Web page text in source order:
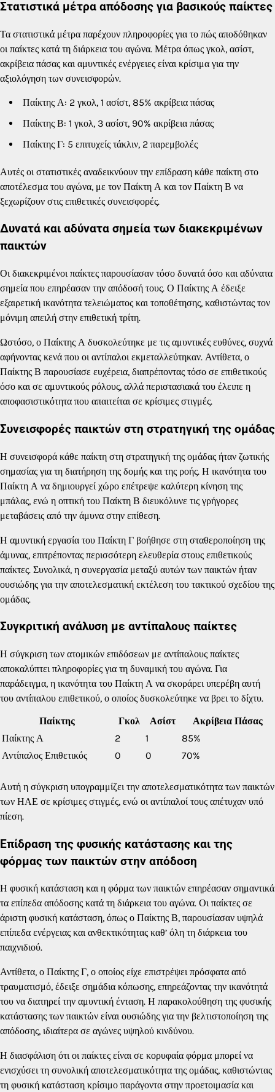
Στατιστικά μέτρα απόδοσης για βασικούς παίκτες
Τα στατιστικά μέτρα παρέχουν πληροφορίες για το πώς αποδόθηκαν
οι παίκτες κατά τη διάρκεια του αγώνα. Μέτρα όπως γκολ, ασίστ,
ακρίβεια πάσας και αμυντικές ενέργειες είναι κρίσιμα για την
αξιολόγηση των συνεισφορών.
Παίκτης Α: 2 γκολ, 1 ασίστ, 85% ακρίβεια πάσας
Παίκτης Β: 1 γκολ, 3 ασίστ, 90% ακρίβεια πάσας
Παίκτης Γ: 5 επιτυχείς τάκλιν, 2 παρεμβολές
Αυτές οι στατιστικές αναδεικνύουν την επίδραση κάθε παίκτη στο
αποτέλεσμα του αγώνα, με τον Παίκτη Α και τον Παίκτη Β να
ξεχωρίζουν στις επιθετικές συνεισφορές.
Δυνατά και αδύνατα σημεία των διακεκριμένων
παικτών
Οι διακεκριμένοι παίκτες παρουσίασαν τόσο δυνατά όσο και αδύνατα
σημεία που επηρέασαν την απόδοσή τους. Ο Παίκτης Α έδειξε
εξαιρετική ικανότητα τελειώματος και τοποθέτησης, καθιστώντας τον
μόνιμη απειλή στην επιθετική τρίτη.
Ωστόσο, ο Παίκτης Α δυσκολεύτηκε με τις αμυντικές ευθύνες, συχνά
αφήνοντας κενά που οι αντίπαλοι εκμεταλλεύτηκαν. Αντίθετα, ο
Παίκτης Β παρουσίασε ευχέρεια, διαπρέποντας τόσο σε επιθετικούς
όσο και σε αμυντικούς ρόλους, αλλά περιστασιακά του έλειπε η
αποφασιστικότητα που απαιτείται σε κρίσιμες στιγμές.
Συνεισφορές παικτών στη στρατηγική της ομάδας
Η συνεισφορά κάθε παίκτη στη στρατηγική της ομάδας ήταν ζωτικής
σημασίας για τη διατήρηση της δομής και της ροής. Η ικανότητα του
Παίκτη Α να δημιουργεί χώρο επέτρεψε καλύτερη κίνηση της
μπάλας, ενώ η οπτική του Παίκτη Β διευκόλυνε τις γρήγορες
μεταβάσεις από την άμυνα στην επίθεση.
Η αμυντική εργασία του Παίκτη Γ βοήθησε στη σταθεροποίηση της
άμυνας, επιτρέποντας περισσότερη ελευθερία στους επιθετικούς
παίκτες. Συνολικά, η συνεργασία μεταξύ αυτών των παικτών ήταν
ουσιώδης για την αποτελεσματική εκτέλεση του τακτικού σχεδίου της
ομάδας.
Συγκριτική ανάλυση με αντίπαλους παίκτες
Η σύγκριση των ατομικών επιδόσεων με αντίπαλους παίκτες
αποκαλύπτει πληροφορίες για τη δυναμική του αγώνα. Για
παράδειγμα, η ικανότητα του Παίκτη Α να σκοράρει υπερέβη αυτή
του αντίπαλου επιθετικού, ο οποίος δυσκολεύτηκε να βρει το δίχτυ.
Παίκτης
Γκολ Ασίστ
Ακρίβεια Πάσας
Παίκτης Α
2 1
85%
Αντίπαλος Επιθετικός
0 0 70%
Αυτή η σύγκριση υπογραμμίζει την αποτελεσματικότητα των παικτών
των ΗΑΕ σε κρίσιμες στιγμές, ενώ οι αντίπαλοί τους απέτυχαν υπό
πίεση.
Επίδραση της φυσικής κατάστασης και της
φόρμας των παικτών στην απόδοση
Η φυσική κατάσταση και η φόρμα των παικτών επηρέασαν σημαντικά
τα επίπεδα απόδοσης κατά τη διάρκεια του αγώνα. Οι παίκτες σε
άριστη φυσική κατάσταση, όπως ο Παίκτης Β, παρουσίασαν υψηλά
επίπεδα ενέργειας και ανθεκτικότητας καθ’ όλη τη διάρκεια του
παιχνιδιού.
Αντίθετα, ο Παίκτης Γ, ο οποίος είχε επιστρέψει πρόσφατα από
τραυματισμό, έδειξε σημάδια κόπωσης, επηρεάζοντας την ικανότητά
του να διατηρεί την αμυντική ένταση. Η παρακολούθηση της φυσικής
κατάστασης των παικτών είναι ουσιώδης για την βελτιστοποίηση της
απόδοσης, ιδιαίτερα σε αγώνες υψηλού κινδύνου.
Η διασφάλιση ότι οι παίκτες είναι σε κορυφαία φόρμα μπορεί να
ενισχύσει τη συνολική αποτελεσματικότητα της ομάδας, καθιστώντας
τη φυσική κατάσταση κρίσιμο παράγοντα στην προετοιμασία και